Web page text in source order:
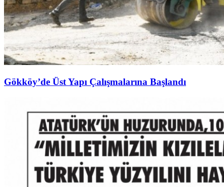
Gökköy’de Üst Yapı Çalışmalarına Başlandı